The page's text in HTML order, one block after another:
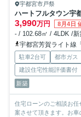
宇都宮市戸祭
ハートフルタウン宇
3,990万円 8月4日
- / 102.68㎡ / 4LDK /新
宇都宮芳賀ライト線
駐車2台可 都市ガス
建設住宅性能評価書付
新築
住宅ローンのご相談お
案させて頂きます。お